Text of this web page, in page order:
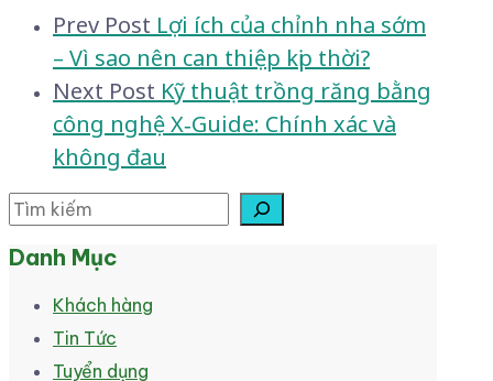
Post
navigation
Prev Post Lợi ích của chỉnh nha sớm
– Vì sao nên can thiệp kịp thời?
Next Post Kỹ thuật trồng răng bằng
công nghệ X‑Guide: Chính xác và
không đau
Tìm kiếm
Danh Mục
Khách hàng
Tin Tức
Tuyển dụng